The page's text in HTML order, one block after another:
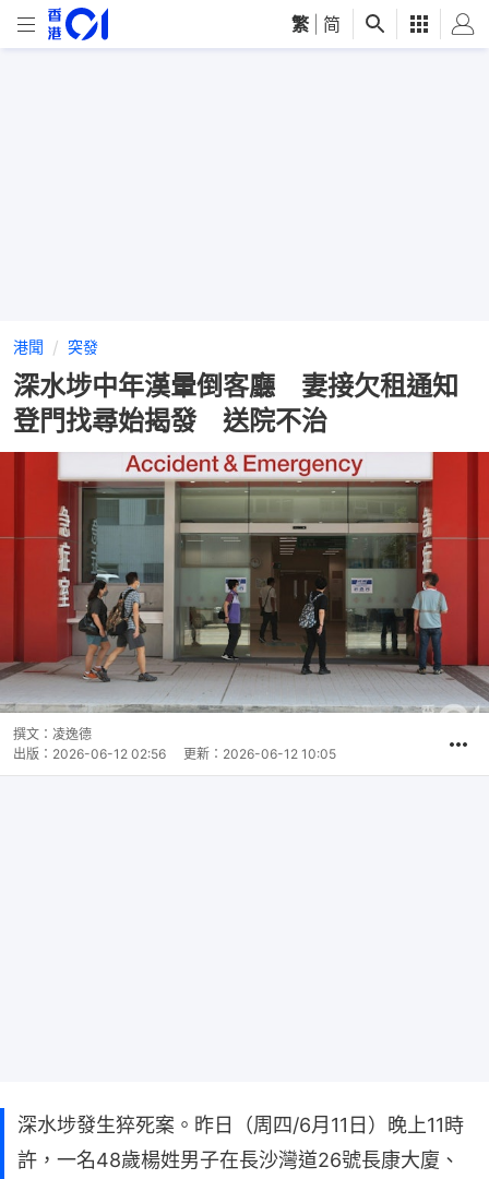
繁 简
港聞 突發
深水埗中年漢暈倒客廳 妻接欠租通知
登門找尋始揭發 送院不治
撰文： 凌逸德
出版： 2026-06-12 02:56 更新： 2026-06-12 10:05
深水埗發生猝死案。昨日（周四/6月11日）晚上11時
許，一名48歲楊姓男子在長沙灣道26號長康大廈、